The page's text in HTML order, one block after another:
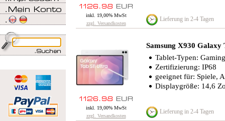
inkl. 19,00% MwSt
zzgl. Versandkosten
Lieferung in 2-4 Tagen
Samsung X930
Tablet-Typen:
Zertifizierung: IP68
geeignet für: Spiele,
Displaygröße: 14,6
inkl. 19,00% MwSt
zzgl. Versandkosten
Lieferung in 2-4 Tagen